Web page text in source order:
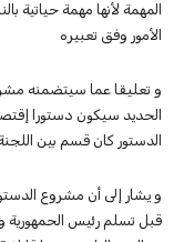
المهمة لأنها مهمة حياتية
الأمور وفق تعبيره
و تعليقا عما سيتضمنه
الحديد سيكون دستورا
الدستور كان قسم بين اللجنة
و يشار إلى أن مشروع
قبل تسلم رئيس الحمهورية